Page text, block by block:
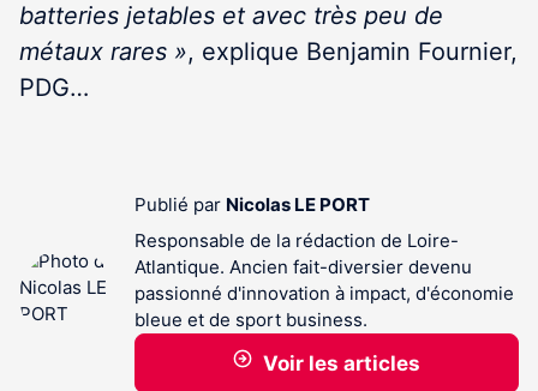
batteries jetables et avec très peu de
métaux rares », explique Benjamin Fournier,
PDG…
Publié par Nicolas LE PORT
Responsable de la rédaction de Loire-
Atlantique. Ancien fait-diversier devenu
passionné d'innovation à impact, d'économie
bleue et de sport business.
Voir les articles